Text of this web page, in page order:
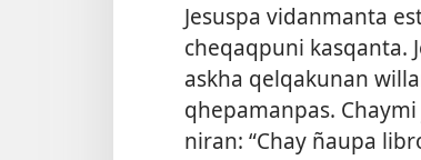
Jesuspa vidanmanta
cheqaqpuni kasqanta.
askha qelqakunan
qhepamanpas.
niran: “Chay ñaupa